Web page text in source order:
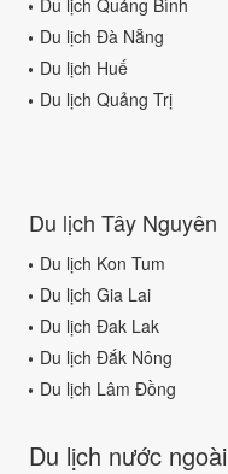
Du lịch Quảng Bình
Du lịch Đà Nẵng
Du lịch Huế
Du lịch Quảng Trị
Du lịch Tây Nguyên
Du lịch Kon Tum
Du lịch Gia Lai
Du lịch Đak Lak
Du lịch Đắk Nông
Du lịch Lâm Đồng
Du lịch nước ngoài